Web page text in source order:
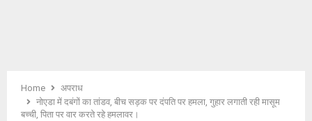
Home
अपराध
नोएडा में दबंगों का तांडव, बीच सड़क पर दंपति पर हमला, गुहार लगाती रही मासूम
बच्ची, पिता पर वार करते रहे हमलावर।